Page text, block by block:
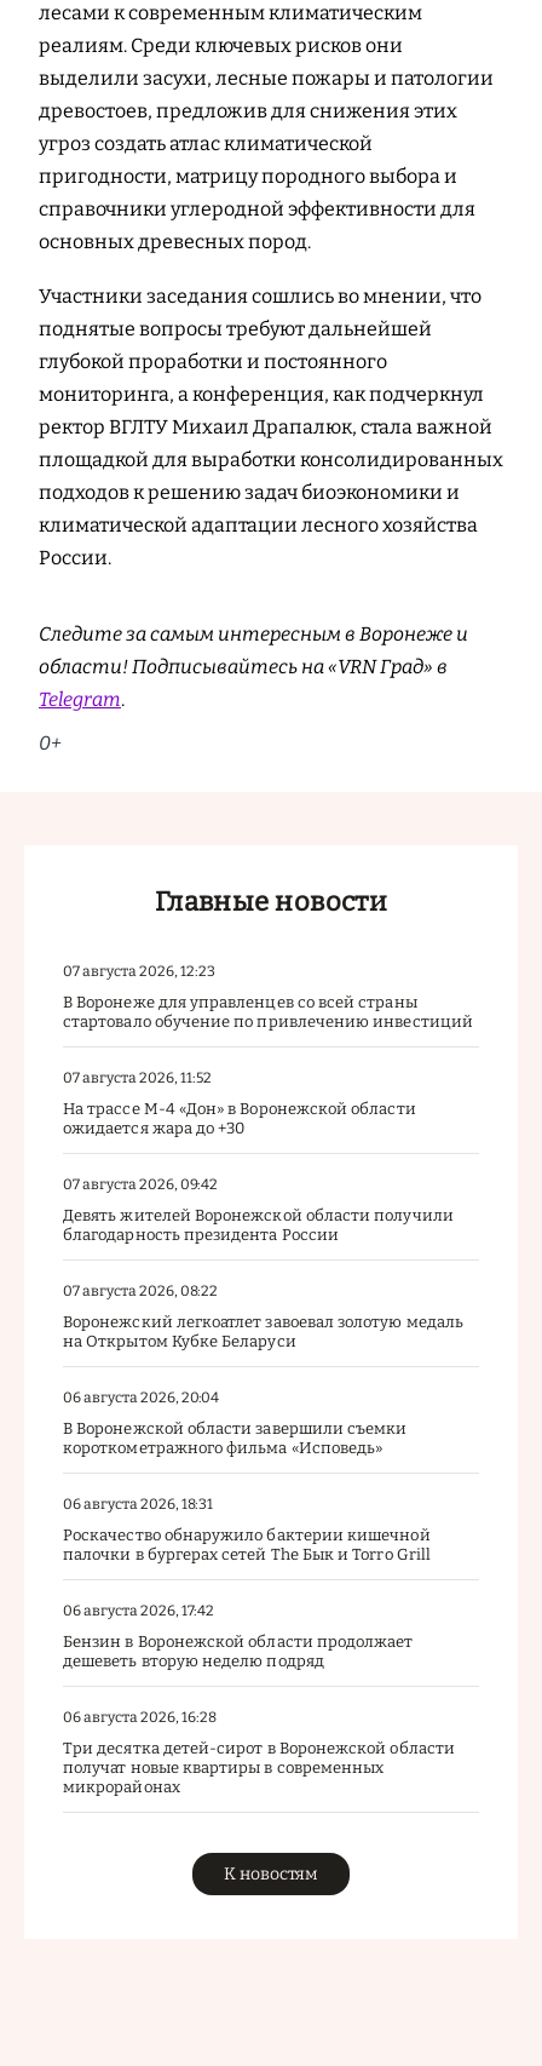
лесами к современным климатическим
реалиям. Среди ключевых рисков они
выделили засухи, лесные пожары и патологии
древостоев, предложив для снижения этих
угроз создать атлас климатической
пригодности, матрицу породного выбора и
справочники углеродной эффективности для
основных древесных пород.
Участники заседания сошлись во мнении, что
поднятые вопросы требуют дальнейшей
глубокой проработки и постоянного
мониторинга, а конференция, как подчеркнул
ректор ВГЛТУ Михаил Драпалюк, стала важной
площадкой для выработки консолидированных
подходов к решению задач биоэкономики и
климатической адаптации лесного хозяйства
России.
Следите за самым интересным в Воронеже и
области! Подписывайтесь на «VRN Град» в
Telegram.
0+
Главные новости
07 августа 2026, 12:23
В Воронеже для управленцев со всей страны
стартовало обучение по привлечению инвестиций
07 августа 2026, 11:52
На трассе М-4 «Дон» в Воронежской области
ожидается жара до +30
07 августа 2026, 09:42
Девять жителей Воронежской области получили
благодарность президента России
07 августа 2026, 08:22
Воронежский легкоатлет завоевал золотую медаль
на Открытом Кубке Беларуси
06 августа 2026, 20:04
В Воронежской области завершили съемки
короткометражного фильма «Исповедь»
06 августа 2026, 18:31
Роскачество обнаружило бактерии кишечной
палочки в бургерах сетей The Бык и Torro Grill
06 августа 2026, 17:42
Бензин в Воронежской области продолжает
дешеветь вторую неделю подряд
06 августа 2026, 16:28
Три десятка детей-сирот в Воронежской области
получат новые квартиры в современных
микрорайонах
К новостям